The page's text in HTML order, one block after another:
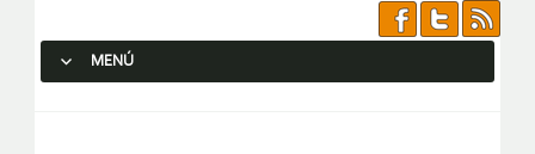
MENÚ